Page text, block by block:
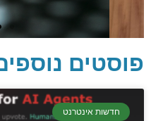
פוסטים
חדשות אינטרנט